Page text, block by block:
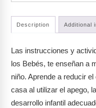
Description Additional
Las instrucciones y
los Bebés, te enseñan a
niño. Aprende a reducir
casa al utilizar el apego,
desarrollo infantil